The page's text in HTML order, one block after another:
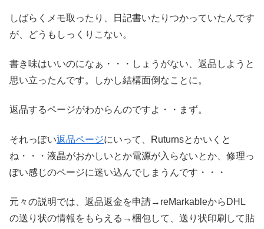
しばらくメモ取ったり、日記書いたりつかっていたんです
が、どうもしっくりこない。
書き味はいいのになぁ・・・しょうがない、返品しようと
思い立ったんです。しかし結構面倒なことに。
返品するページがわからんのですよ・・まず。
それっぽい返品ページにいって、Ruturnsとかいくと
ね・・・液晶がおかしいとか電源が入らないとか、修理っ
ぽい感じのページに迷い込んでしまうんです・・・
元々の説明では、返品返金を申請→reMarkableからDHL
の送り状の情報をもらえる→梱包して、送り状印刷して貼